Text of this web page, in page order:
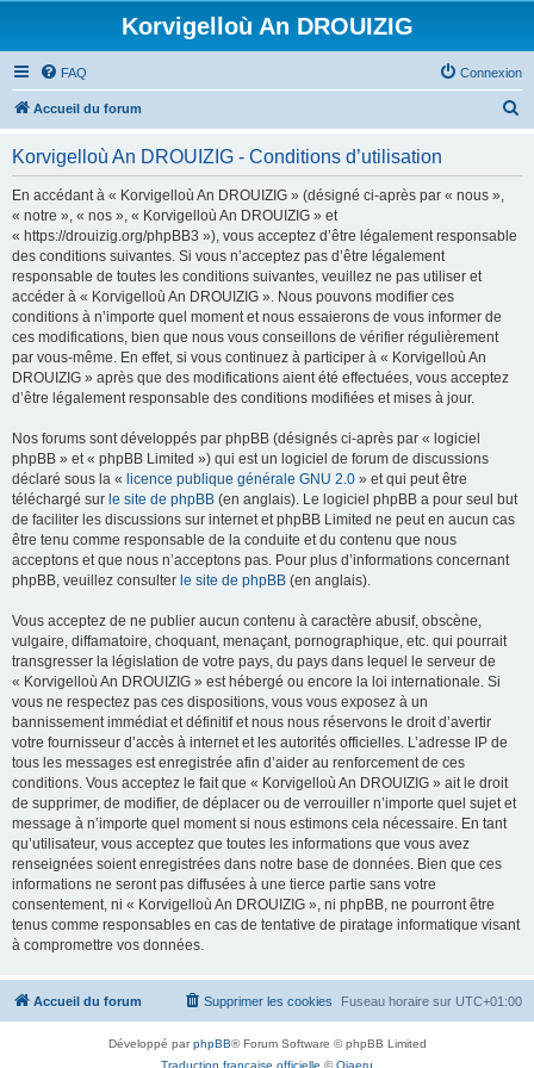
Korvigelloù An DROUIZIG
FAQ Connexion
Accueil du forum
Korvigelloù An DROUIZIG - Conditions d’utilisation
En accédant à « Korvigelloù An DROUIZIG » (désigné ci-après par « nous »,
« notre », « nos », « Korvigelloù An DROUIZIG » et
« https://drouizig.org/phpBB3 »), vous acceptez d’être légalement responsable
des conditions suivantes. Si vous n’acceptez pas d’être légalement
responsable de toutes les conditions suivantes, veuillez ne pas utiliser et
accéder à « Korvigelloù An DROUIZIG ». Nous pouvons modifier ces
conditions à n’importe quel moment et nous essaierons de vous informer de
ces modifications, bien que nous vous conseillons de vérifier régulièrement
par vous-même. En effet, si vous continuez à participer à « Korvigelloù An
DROUIZIG » après que des modifications aient été effectuées, vous acceptez
d’être légalement responsable des conditions modifiées et mises à jour.
Nos forums sont développés par phpBB (désignés ci-après par « logiciel
phpBB » et « phpBB Limited ») qui est un logiciel de forum de discussions
déclaré sous la « licence publique générale GNU 2.0 » et qui peut être
téléchargé sur le site de phpBB (en anglais). Le logiciel phpBB a pour seul but
de faciliter les discussions sur internet et phpBB Limited ne peut en aucun cas
être tenu comme responsable de la conduite et du contenu que nous
acceptons et que nous n’acceptons pas. Pour plus d’informations concernant
phpBB, veuillez consulter le site de phpBB (en anglais).
Vous acceptez de ne publier aucun contenu à caractère abusif, obscène,
vulgaire, diffamatoire, choquant, menaçant, pornographique, etc. qui pourrait
transgresser la législation de votre pays, du pays dans lequel le serveur de
« Korvigelloù An DROUIZIG » est hébergé ou encore la loi internationale. Si
vous ne respectez pas ces dispositions, vous vous exposez à un
bannissement immédiat et définitif et nous nous réservons le droit d’avertir
votre fournisseur d’accès à internet et les autorités officielles. L’adresse IP de
tous les messages est enregistrée afin d’aider au renforcement de ces
conditions. Vous acceptez le fait que « Korvigelloù An DROUIZIG » ait le droit
de supprimer, de modifier, de déplacer ou de verrouiller n’importe quel sujet et
message à n’importe quel moment si nous estimons cela nécessaire. En tant
qu’utilisateur, vous acceptez que toutes les informations que vous avez
renseignées soient enregistrées dans notre base de données. Bien que ces
informations ne seront pas diffusées à une tierce partie sans votre
consentement, ni « Korvigelloù An DROUIZIG », ni phpBB, ne pourront être
tenus comme responsables en cas de tentative de piratage informatique visant
à compromettre vos données.
Accueil du forum Fuseau horaire sur UTC+01:00
Supprimer les cookies
Développé parphpBB® Forum Software © phpBB Limited
Traduction française officielle ©Qiaeru